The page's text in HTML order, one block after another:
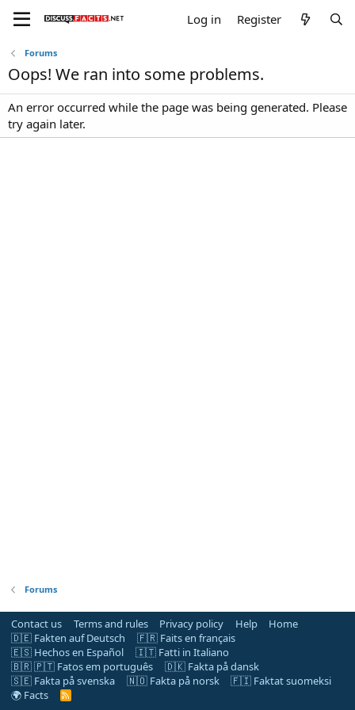
Log in Register
Forums
Oops! We ran into some problems.
An error occurred while the page was being generated. Please
try again later.
Forums
Contact us Terms and rules Privacy policy Help
Home
🇩🇪 Fakten auf Deutsch
🇫🇷 Faits en français
🇪🇸 Hechos en Español
🇮🇹 Fatti in Italiano
🇧🇷 🇵🇹 Fatos em português
🇩🇰 Fakta på dansk
🇸🇪 Fakta på svenska
🇳🇴 Fakta på norsk
🇫🇮 Faktat suomeksi
🌍 Facts
R